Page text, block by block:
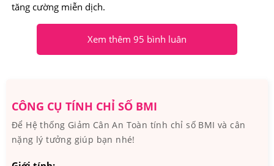
tăng cường miễn dịch.
Xem thêm 95 bình luân
CÔNG CỤ TÍNH CHỈ SỐ BMI
Để Hệ thống Giảm Cân An Toàn tính chỉ số BMI và cân
nặng lý tưởng giúp bạn nhé!